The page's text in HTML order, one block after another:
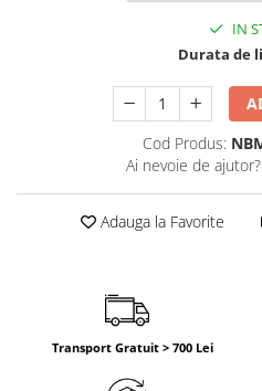
IN
Durata de
Cod Produs:
Ai nevoie de ajutor?
Adauga la Favorite
Transport Gratuit > 700 Lei